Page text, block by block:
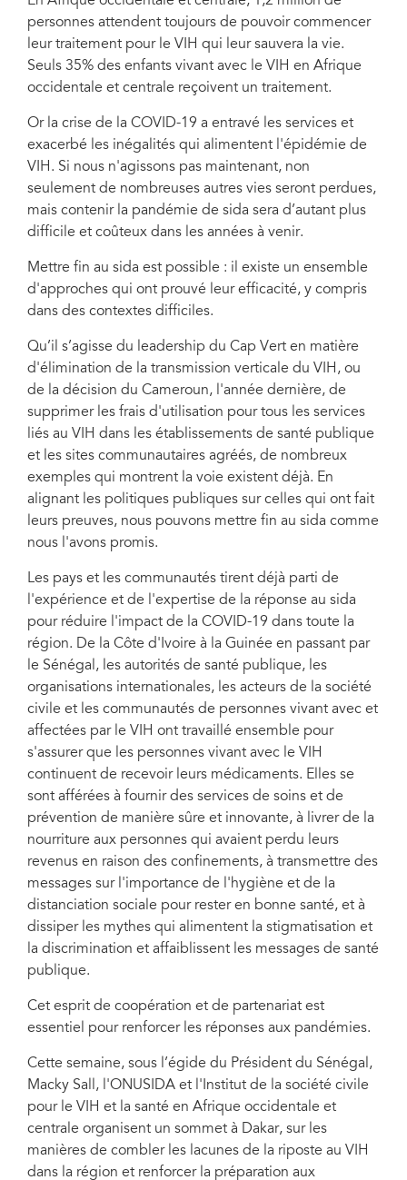
personnes attendent toujours de pouvoir commencer
leur traitement pour le VIH qui leur sauvera la vie.
Seuls 35% des enfants vivant avec le VIH en Afrique
occidentale et centrale reçoivent un traitement.
Or la crise de la COVID-19 a entravé les services et
exacerbé les inégalités qui alimentent l'épidémie de
VIH. Si nous n'agissons pas maintenant, non
seulement de nombreuses autres vies seront perdues,
mais contenir la pandémie de sida sera d’autant plus
difficile et coûteux dans les années à venir.
Mettre fin au sida est possible : il existe un ensemble
d'approches qui ont prouvé leur efficacité, y compris
dans des contextes difficiles.
Qu’il s’agisse du leadership du Cap Vert en matière
d'élimination de la transmission verticale du VIH, ou
de la décision du Cameroun, l'année dernière, de
supprimer les frais d'utilisation pour tous les services
liés au VIH dans les établissements de santé publique
et les sites communautaires agréés, de nombreux
exemples qui montrent la voie existent déjà. En
alignant les politiques publiques sur celles qui ont fait
leurs preuves, nous pouvons mettre fin au sida comme
nous l'avons promis.
Les pays et les communautés tirent déjà parti de
l'expérience et de l'expertise de la réponse au sida
pour réduire l'impact de la COVID-19 dans toute la
région. De la Côte d'Ivoire à la Guinée en passant par
le Sénégal, les autorités de santé publique, les
organisations internationales, les acteurs de la société
civile et les communautés de personnes vivant avec et
affectées par le VIH ont travaillé ensemble pour
s'assurer que les personnes vivant avec le VIH
continuent de recevoir leurs médicaments. Elles se
sont afférées à fournir des services de soins et de
prévention de manière sûre et innovante, à livrer de la
nourriture aux personnes qui avaient perdu leurs
revenus en raison des confinements, à transmettre des
messages sur l'importance de l'hygiène et de la
distanciation sociale pour rester en bonne santé, et à
dissiper les mythes qui alimentent la stigmatisation et
la discrimination et affaiblissent les messages de santé
publique.
Cet esprit de coopération et de partenariat est
essentiel pour renforcer les réponses aux pandémies.
Cette semaine, sous l’égide du Président du Sénégal,
Macky Sall, l'ONUSIDA et l'Institut de la société civile
pour le VIH et la santé en Afrique occidentale et
centrale organisent un sommet à Dakar, sur les
manières de combler les lacunes de la riposte au VIH
dans la région et renforcer la préparation aux